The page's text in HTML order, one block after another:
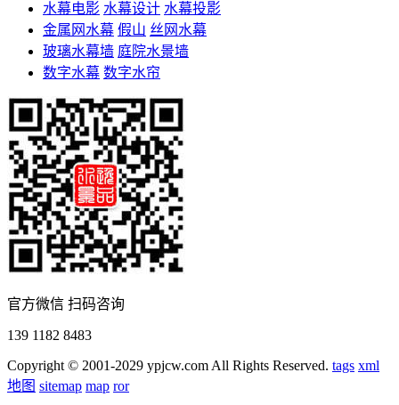
水幕电影 水幕设计 水幕投影
金属网水幕 假山 丝网水幕
玻璃水幕墙 庭院水景墙
数字水幕 数字水帘
官方微信 扫码咨询
139 1182 8483
Copyright © 2001-2029 ypjcw.com All Rights Reserved. tags xml
地图 sitemap map ror